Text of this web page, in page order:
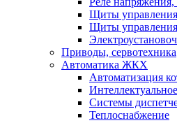
Щиты
Щиты управления
Приводы, сервотехника
Автоматика ЖКХ
Автоматизация
Системы
Теплоснабжение